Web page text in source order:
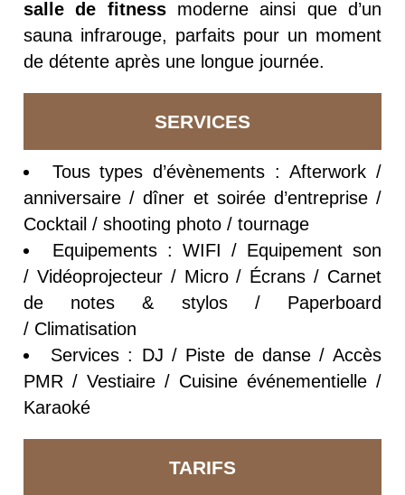
salle de fitnessmoderne ainsi que d’un
sauna infrarouge, parfaits pour un moment
de détente après une longue journée.
SERVICES
Tous types d’évènements : Afterwork /
anniversaire / dîner et soirée d’entreprise /
Cocktail / shooting photo / tournage
Equipements : WIFI / Equipement son
/ Vidéoprojecteur / Micro / Écrans / Carnet
de notes & stylos / Paperboard
/ Climatisation
Services : DJ / Piste de danse / Accès
PMR / Vestiaire / Cuisine événementielle /
Karaoké
TARIFS